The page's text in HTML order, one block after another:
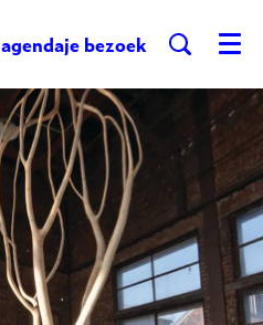
agendaje bezoek Menu